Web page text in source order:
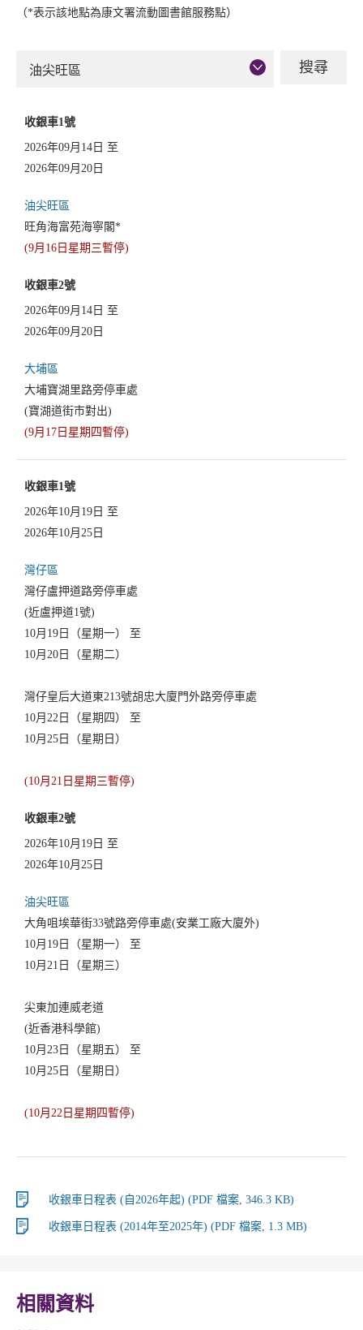
（*表示該地點為康文署流動圖書館服務點）
油尖旺區
收銀車1號
2026年09月14日 至
2026年09月20日
油尖旺區
旺角海富苑海寧閣*
(9月16日星期三暫停)
收銀車2號
2026年09月14日 至
2026年09月20日
大埔區
大埔寶湖里路旁停車處
(寶湖道街市對出)
(9月17日星期四暫停)
收銀車1號
2026年10月19日 至
2026年10月25日
灣仔區
灣仔盧押道路旁停車處
(近盧押道1號)
10月19日（星期一） 至
10月20日（星期二）
灣仔皇后大道東213號胡忠大廈門外路旁停車處
10月22日（星期四） 至
10月25日（星期日）
(10月21日星期三暫停)
收銀車2號
2026年10月19日 至
2026年10月25日
油尖旺區
大角咀埃華街33號路旁停車處(安業工廠大廈外)
10月19日（星期一） 至
10月21日（星期三）
尖東加連威老道
(近香港科學館)
10月23日（星期五） 至
10月25日（星期日）
(10月22日星期四暫停)
收銀車日程表 (自2026年起) (PDF 檔案, 346.3 KB)
收銀車日程表 (2014年至2025年) (PDF 檔案, 1.3 MB)
相關資料